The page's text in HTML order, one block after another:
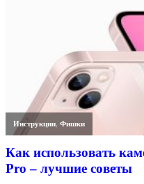
Инструкции,Фишки
Как использовать
Pro – лучшие советы